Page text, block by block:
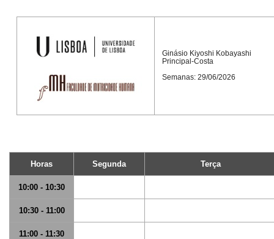
Ginásio Kiyoshi Kobayashi
Principal-Costa
Semanas: 29/06/2026
Horas Segunda Terça
10:00 - 10:30
10:30 - 11:00
11:00 - 11:30